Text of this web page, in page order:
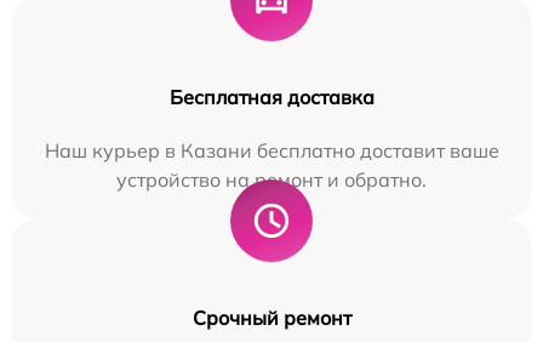
Бесплатная доставка
Наш курьер в Казани бесплатно доставит ваше
устройство на ремонт и обратно.
Срочный ремонт